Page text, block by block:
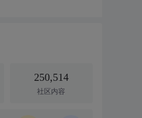
250,514
社区内容